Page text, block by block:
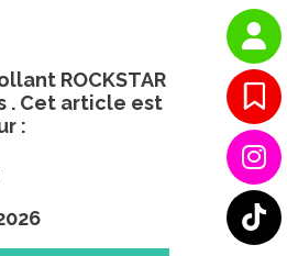
ROCKSTAR
. Cet article est
: